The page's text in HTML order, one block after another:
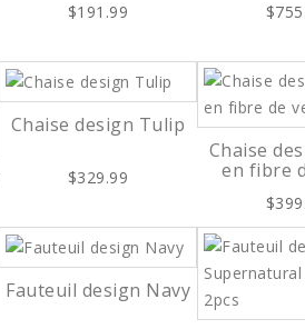
$191.99
Chaise design Tulip
$329.99
Chaise
en fibre
Fauteuil design Navy